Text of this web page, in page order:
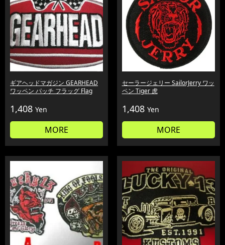
ギアヘッドマガジン GEARHEAD
ワッペン パッチ フラッグ Flag
1,408 Yen
MORE
セーラージェリー SailorJerry ワッ
ペン Tiger 虎
1,408 Yen
MORE